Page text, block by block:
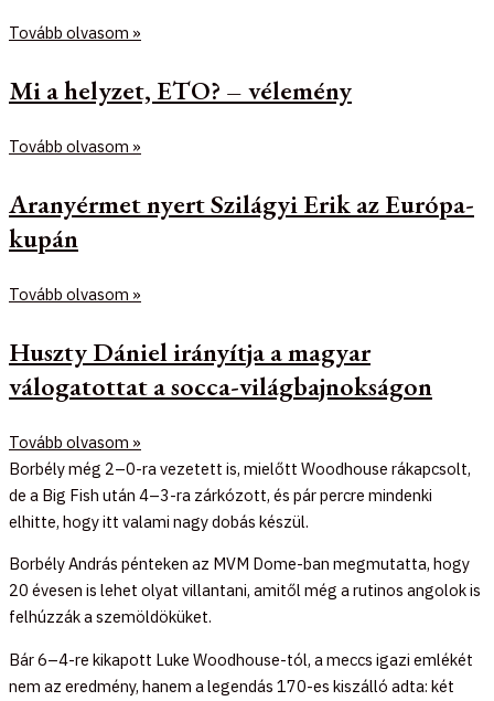
Tovább olvasom »
Mi a helyzet, ETO? – vélemény
Tovább olvasom »
Aranyérmet nyert Szilágyi Erik az Európa-
kupán
Tovább olvasom »
Huszty Dániel irányítja a magyar
válogatottat a socca-világbajnokságon
Tovább olvasom »
Borbély még 2–0-ra vezetett is, mielőtt Woodhouse rákapcsolt,
de a Big Fish után 4–3-ra zárkózott, és pár percre mindenki
elhitte, hogy itt valami nagy dobás készül.
Borbély András pénteken az MVM Dome-ban megmutatta, hogy
20 évesen is lehet olyat villantani, amitől még a rutinos angolok is
felhúzzák a szemöldöküket.
Bár 6–4-re kikapott Luke Woodhouse-tól, a meccs igazi emlékét
nem az eredmény, hanem a legendás 170-es kiszálló adta: két